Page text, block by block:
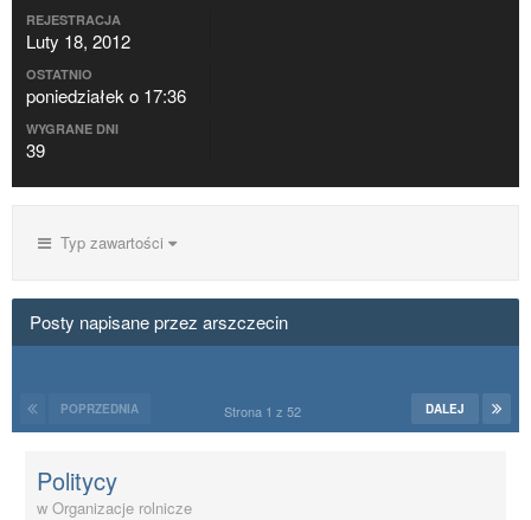
REJESTRACJA
Luty 18, 2012
OSTATNIO
poniedziałek o 17:36
WYGRANE DNI
39
Typ zawartości
Posty napisane przez arszczecin
POPRZEDNIA DALEJ
Strona 1 z 52
Politycy
w Organizacje rolnicze